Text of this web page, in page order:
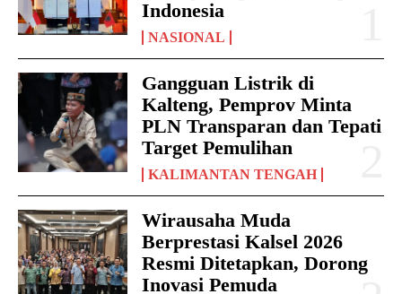
Indonesia
NASIONAL
Gangguan Listrik di
Kalteng, Pemprov Minta
PLN Transparan dan Tepati
Target Pemulihan
KALIMANTAN TENGAH
Wirausaha Muda
Berprestasi Kalsel 2026
Resmi Ditetapkan, Dorong
Inovasi Pemuda